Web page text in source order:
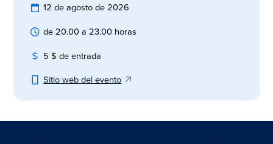
12 de agosto de 2026
de 20.00 a 23.00 horas
5 $ de entrada
Sitio web del evento